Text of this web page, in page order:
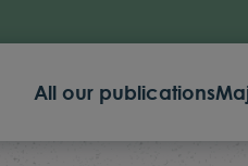
All our publications